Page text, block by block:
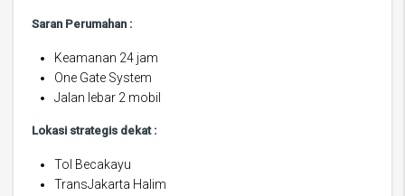
Saran Perumahan :
Keamanan 24 jam
One Gate System
Jalan lebar 2 mobil
Lokasi strategis dekat :
Tol Becakayu
TransJakarta Halim